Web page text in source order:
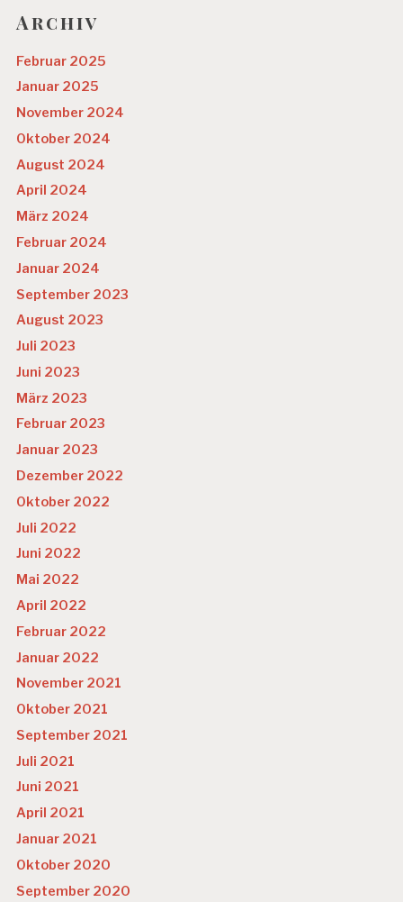
Archiv
Februar 2025
Januar 2025
November 2024
Oktober 2024
August 2024
April 2024
März 2024
Februar 2024
Januar 2024
September 2023
August 2023
Juli 2023
Juni 2023
März 2023
Februar 2023
Januar 2023
Dezember 2022
Oktober 2022
Juli 2022
Juni 2022
Mai 2022
April 2022
Februar 2022
Januar 2022
November 2021
Oktober 2021
September 2021
Juli 2021
Juni 2021
April 2021
Januar 2021
Oktober 2020
September 2020